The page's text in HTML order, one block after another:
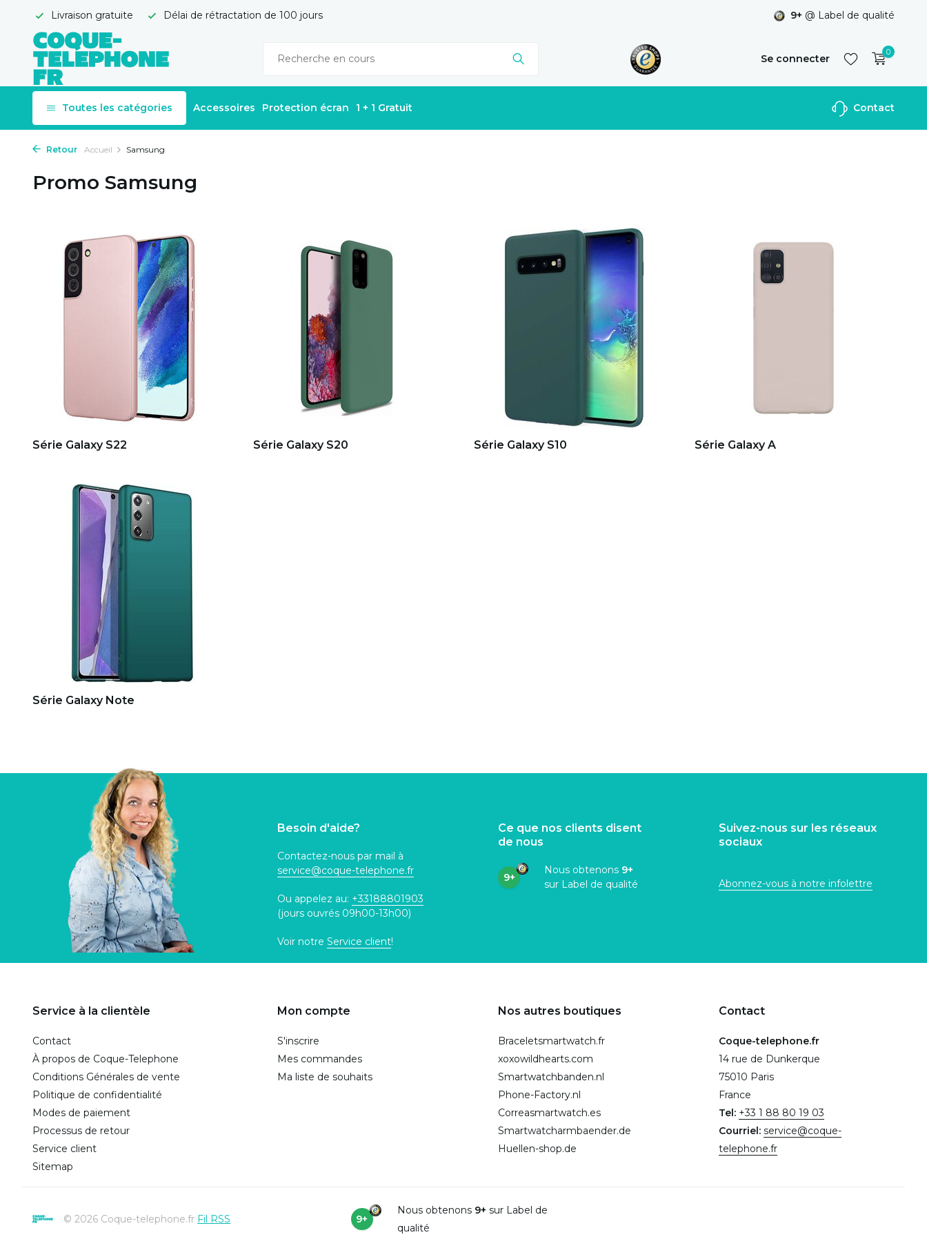
Livraison gratuite Délai de rétractation de 100 jours 9+ @ Label de qualité
Se connecter
S'inscrire
0
Toutes les catégories Accessoires Protection écran 1 + 1 Gratuit Contact
Retour Accueil Samsung
Promo Samsung
Série Galaxy S22 Série Galaxy S20 Série Galaxy S10 Série Galaxy A
Série Galaxy Note
Besoin d'aide?
Contactez-nous par mail à
service@coque-telephone.fr
Ou appelez au: +33188801903
(jours ouvrés 09h00-13h00)
Voir notre Service client!
Ce que nos clients disent
de nous
9+
Nous obtenons 9+
sur Label de qualité
Suivez-nous sur les réseaux
sociaux
Abonnez-vous à notre infolettre
Service à la clientèle
Contact
À propos de Coque-Telephone
Conditions Générales de vente
Politique de confidentialité
Modes de paiement
Processus de retour
Service client
Sitemap
Mon compte
S'inscrire
Mes commandes
Ma liste de souhaits
Nos autres boutiques
Braceletsmartwatch.fr
xoxowildhearts.com
Smartwatchbanden.nl
Phone-Factory.nl
Correasmartwatch.es
Smartwatcharmbaender.de
Huellen-shop.de
Contact
Coque-telephone.fr
14 rue de Dunkerque
75010 Paris
France
Tel: +33 1 88 80 19 03
Courriel: service@coque-
telephone.fr
© 2026 Coque-telephone.fr Fil RSS 9+
Nous obtenons 9+sur Label de
qualité